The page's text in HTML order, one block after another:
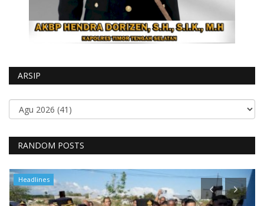
ARSIP
RANDOM POSTS
Headlines